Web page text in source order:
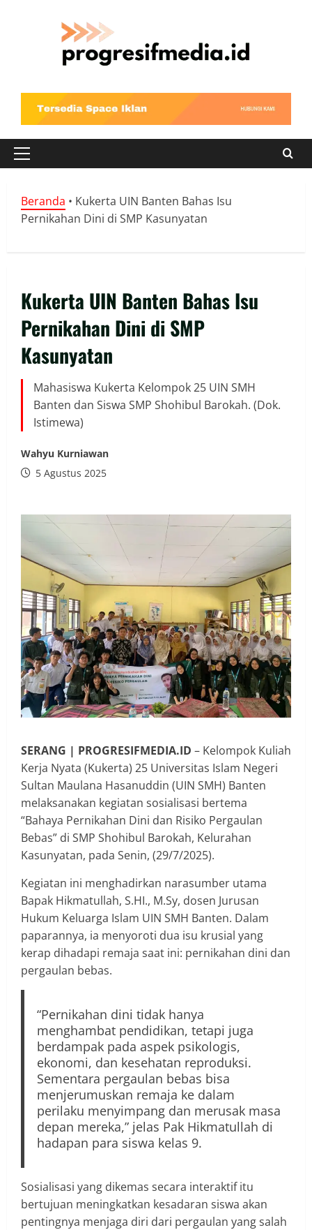
Primary
Beranda • Kukerta UIN Banten Bahas Isu
Pernikahan Dini di SMP Kasunyatan
Kukerta UIN Banten Bahas Isu
Pernikahan Dini di SMP
Kasunyatan
Mahasiswa Kukerta Kelompok 25 UIN SMH
Banten dan Siswa SMP Shohibul Barokah. (Dok.
Istimewa)
Wahyu Kurniawan
5 Agustus 2025
SERANG | PROGRESIFMEDIA.ID – Kelompok Kuliah
Kerja Nyata (Kukerta) 25 Universitas Islam Negeri
Sultan Maulana Hasanuddin (UIN SMH) Banten
melaksanakan kegiatan sosialisasi bertema
“Bahaya Pernikahan Dini dan Risiko Pergaulan
Bebas” di SMP Shohibul Barokah, Kelurahan
Kasunyatan, pada Senin, (29/7/2025).
Kegiatan ini menghadirkan narasumber utama
Bapak Hikmatullah, S.HI., M.Sy, dosen Jurusan
Hukum Keluarga Islam UIN SMH Banten. Dalam
paparannya, ia menyoroti dua isu krusial yang
kerap dihadapi remaja saat ini: pernikahan dini dan
pergaulan bebas.
“Pernikahan dini tidak hanya
menghambat pendidikan, tetapi juga
berdampak pada aspek psikologis,
ekonomi, dan kesehatan reproduksi.
Sementara pergaulan bebas bisa
menjerumuskan remaja ke dalam
perilaku menyimpang dan merusak masa
depan mereka,” jelas Pak Hikmatullah di
hadapan para siswa kelas 9.
Sosialisasi yang dikemas secara interaktif itu
bertujuan meningkatkan kesadaran siswa akan
pentingnya menjaga diri dari pergaulan yang salah